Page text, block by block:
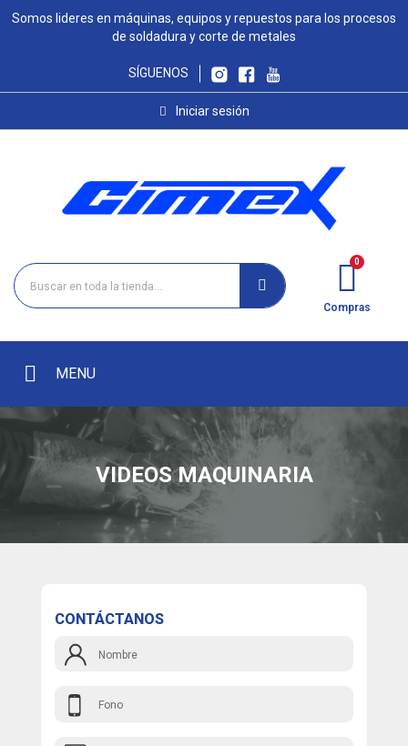
Somos lideres en máquinas, equipos y repuestos para los procesos
de soldadura y corte de metales
SÍGUENOS
Iniciar sesión
Compras
MENU
VIDEOS MAQUINARIA
CONTÁCTANOS